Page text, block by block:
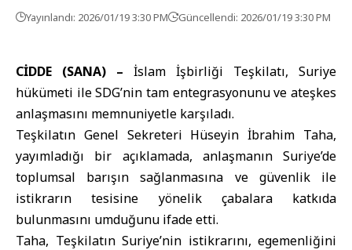
Yayınlandı: 2026/01/19 3:30 PM Güncellendi: 2026/01/19 3:30 PM
CİDDE (SANA) – İslam İşbirliği Teşkilatı, Suriye
hükümeti ileSDG’nin tam entegrasyonunu ve ateşkes
anlaşmasını memnuniyetle karşıladı.
Teşkilatın Genel Sekreteri Hüseyin İbrahim Taha,
yayımladığı bir açıklamada, anlaşmanın Suriye’de
toplumsal barışın sağlanmasına ve güvenlik ile
istikrarın tesisine yönelik çabalara katkıda
bulunmasını umduğunu ifade etti.
Taha, Teşkilatın Suriye’nin istikrarını, egemenliğini